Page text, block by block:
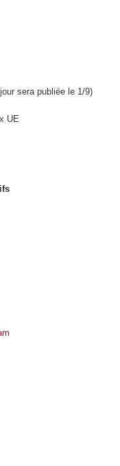
sera publiée le 1/9)
UE